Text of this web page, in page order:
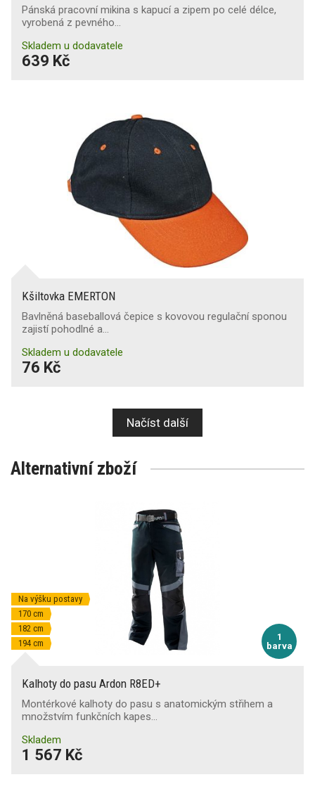
Pánská pracovní mikina s kapucí a zipem po celé délce,
vyrobená z pevného…
Skladem u dodavatele
639 Kč
Kšiltovka EMERTON
Bavlněná baseballová čepice s kovovou regulační sponou
zajistí pohodlné a…
Skladem u dodavatele
76 Kč
Načíst další
Alternativní zboží
1
barva
Na výšku postavy
170 cm
182 cm
194 cm
Kalhoty do pasu Ardon R8ED+
Montérkové kalhoty do pasu s anatomickým střihem a
množstvím funkčních kapes…
Skladem
1 567 Kč